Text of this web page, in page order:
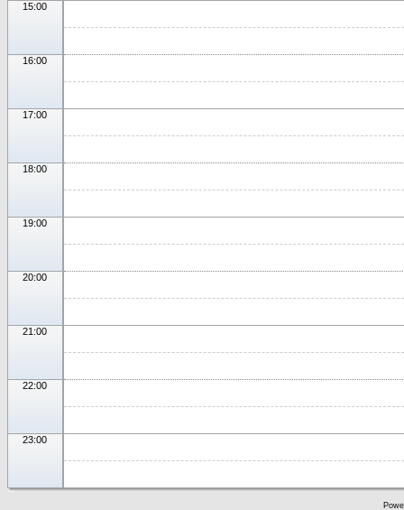
15:00
16:00
17:00
18:00
19:00
20:00
21:00
22:00
23:00